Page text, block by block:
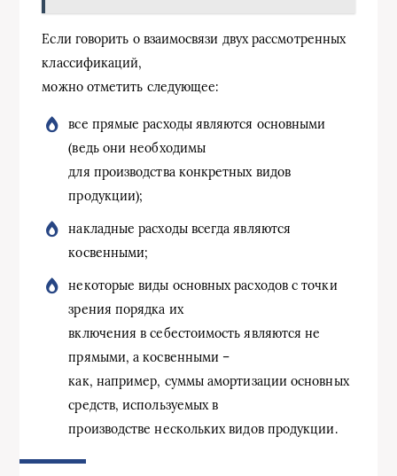
Если говорить о взаимосвязи двух рассмотренных
классификаций,
можно отметить следующее:
все прямые расходы являются основными
(ведь они необходимы
для производства конкретных видов
продукции);
накладные расходы всегда являются
косвенными;
некоторые виды основных расходов с точки
зрения порядка их
включения в себестоимость являются не
прямыми, а косвенными –
как, например, суммы амортизации основных
средств, используемых в
производстве нескольких видов продукции.